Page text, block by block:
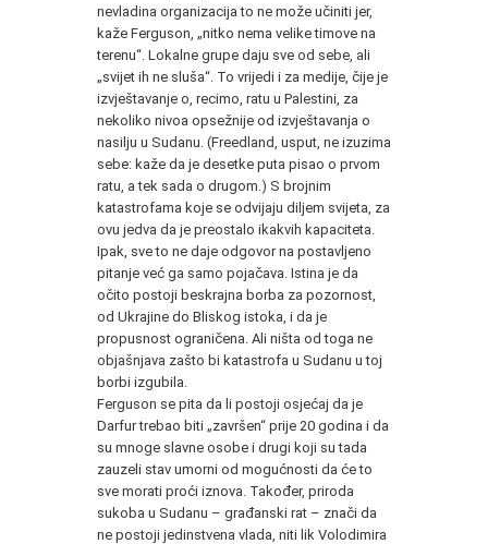
nevladina organizacija to ne može učiniti jer,
kaže Ferguson, „nitko nema velike timove na
terenu“. Lokalne grupe daju sve od sebe, ali
„svijet ih ne sluša“. To vrijedi i za medije, čije je
izvještavanje o, recimo, ratu u Palestini, za
nekoliko nivoa opsežnije od izvještavanja o
nasilju u Sudanu. (Freedland, usput, ne izuzima
sebe: kaže da je desetke puta pisao o prvom
ratu, a tek sada o drugom.) S brojnim
katastrofama koje se odvijaju diljem svijeta, za
ovu jedva da je preostalo ikakvih kapaciteta.
Ipak, sve to ne daje odgovor na postavljeno
pitanje već ga samo pojačava. Istina je da
očito postoji beskrajna borba za pozornost,
od Ukrajine do Bliskog istoka, i da je
propusnost ograničena. Ali ništa od toga ne
objašnjava zašto bi katastrofa u Sudanu u toj
borbi izgubila.
Ferguson se pita da li postoji osjećaj da je
Darfur trebao biti „završen“ prije 20 godina i da
su mnoge slavne osobe i drugi koji su tada
zauzeli stav umorni od mogućnosti da će to
sve morati proći iznova. Također, priroda
sukoba u Sudanu – građanski rat – znači da
ne postoji jedinstvena vlada, niti lik Volodimira